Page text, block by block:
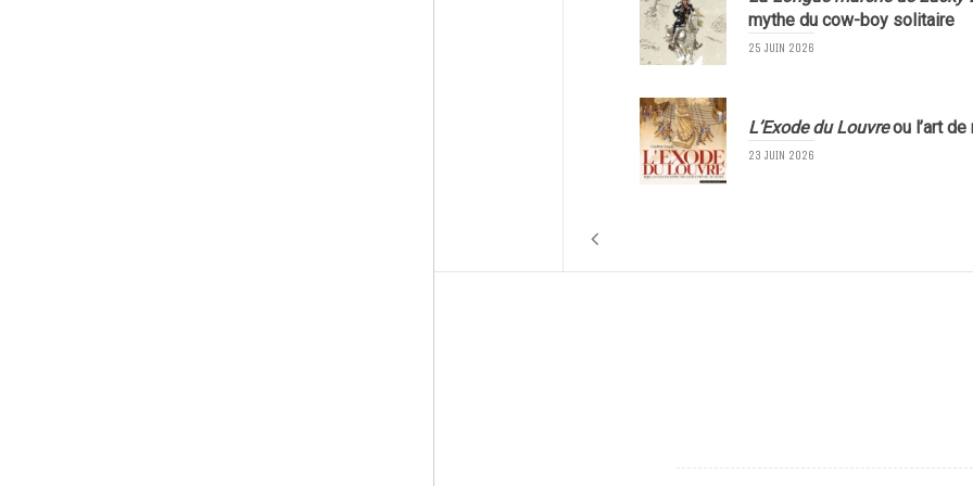
mythe du cow-boy solitaire
25 JUIN 2026
L’Exode du Louvreou l’art
23 JUIN 2026